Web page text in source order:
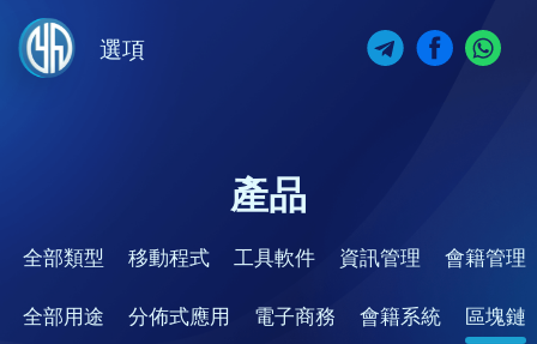
選項
產品
全部類型 移動程式 工具軟件 資訊管理 會籍管理
全部用途 分佈式應用 電子商務 會籍系統 區塊鏈